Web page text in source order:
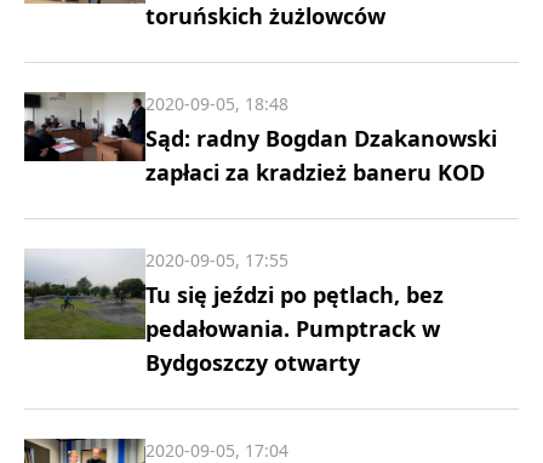
toruńskich żużlowców
Sąd: radny Bogdan Dzakanowski
zapłaci za kradzież baneru KOD
2020-09-05, 18:48
Tu się jeździ po pętlach, bez
pedałowania. Pumptrack w
Bydgoszczy otwarty
2020-09-05, 17:55
2020-09-05, 17:04